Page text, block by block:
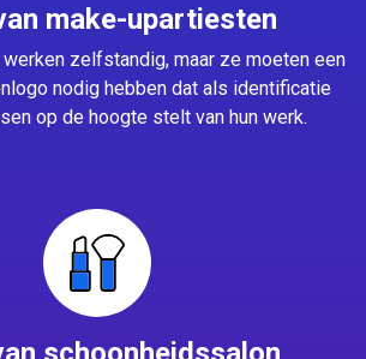
make-upartiesten
zelfstandig, maar ze moeten een
nodig hebben dat als identificatie
op de hoogte stelt van hun werk.